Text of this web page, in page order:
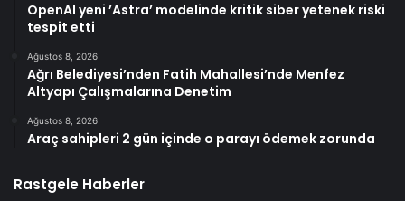
OpenAI yeni ’Astra’ modelinde kritik siber yetenek riski
tespit etti
Ağustos 8, 2026
Ağrı Belediyesi’nden Fatih Mahallesi’nde Menfez
Altyapı Çalışmalarına Denetim
Ağustos 8, 2026
Araç sahipleri 2 gün içinde o parayı ödemek zorunda
Rastgele Haberler